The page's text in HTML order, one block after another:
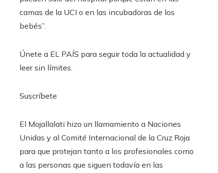
camas de la UCI o en las incubadoras de los
bebés”.
Únete a EL PAÍS para seguir toda la actualidad y
leer sin límites.
Suscríbete
El Mojallalati hizo un llamamiento a Naciones
Unidas y al Comité Internacional de la Cruz Roja
para que protejan tanto a los profesionales como
a las personas que siguen todavía en las